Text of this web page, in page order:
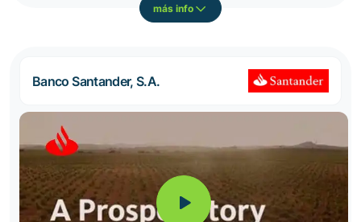
más info
Banco Santander, S.A.